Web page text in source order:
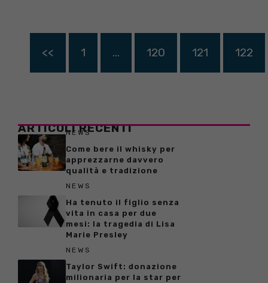
<< 1 … 120 121 122
ARTICOLI RECENTI
NEWS
Come bere il whisky per
apprezzarne davvero
qualità e tradizione
NEWS
Ha tenuto il figlio senza
vita in casa per due
mesi: la tragedia di Lisa
Marie Presley
NEWS
Taylor Swift: donazione
milionaria per la star per